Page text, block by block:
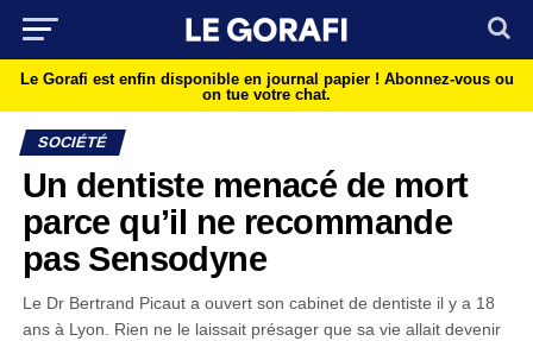
Le Gorafi est enfin disponible en journal papier ! Abonnez-vous ou
on tue votre chat.
SOCIÉTÉ
Un dentiste menacé de mort
parce qu’il ne recommande
pas Sensodyne
Le Dr Bertrand Picaut a ouvert son cabinet de dentiste il y a 18
ans à Lyon. Rien ne le laissait présager que sa vie allait devenir